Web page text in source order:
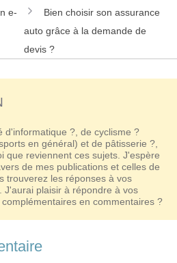
e-
Bien choisir son assurance
auto grâce à la demande de
devis ?
d'informatique ?, de cyclisme ?
en général) et de pâtisserie ?,
que reviennent ces sujets. J'espère
de mes publications et celles de
trouverez les réponses à vos
J'aurai plaisir à répondre à vos
en commentaires ?